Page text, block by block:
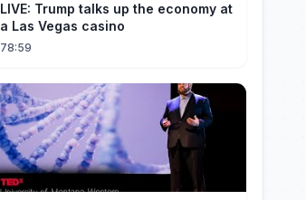
LIVE: Trump talks up the economy at
a Las Vegas casino
78:59